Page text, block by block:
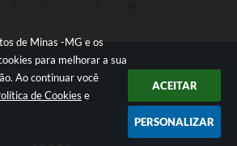
de Minas -MG e os
para melhorar a sua
Ao continuar você
de Cookies e
ACEITAR
PERSONALIZAR
a gente!